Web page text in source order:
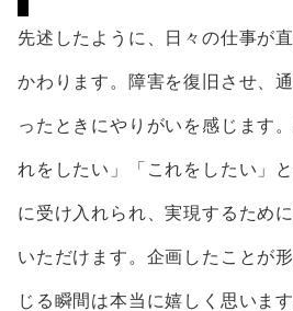
先述したように、日々の仕事が
かわります。障害を復旧させ、
ったときにやりがいを感じます
れをしたい」「これをしたい」
に受け入れられ、実現するため
いただけます。企画したことが
じる瞬間は本当に嬉しく思います